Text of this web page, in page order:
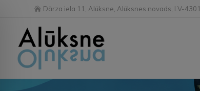
Dārza iela 11, Alūksne, Alūksnes novads, LV-4301